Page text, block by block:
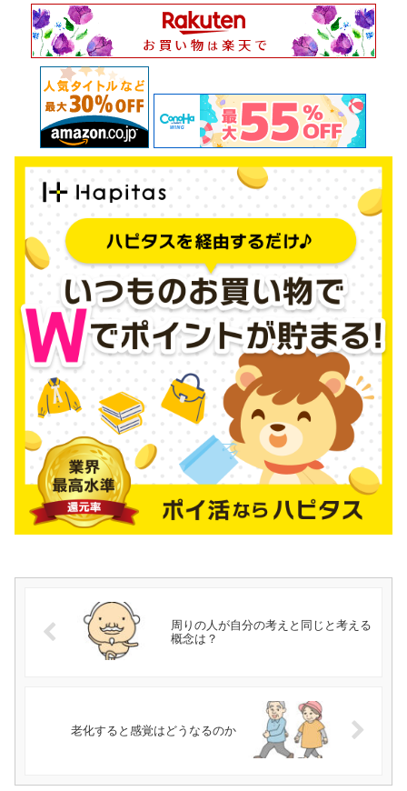
周りの人が自分の考えと同じと考える
概念は？
老化すると感覚はどうなるのか